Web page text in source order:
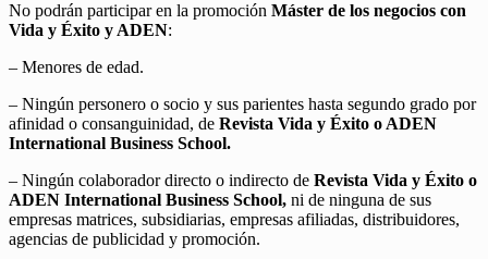
No podrán participar en la promoción Máster de los negocios con
Vida y Éxito y ADEN:
– Menores de edad.
– Ningún personero o socio y sus parientes hasta segundo grado por
afinidad o consanguinidad, de Revista Vida y Éxito o ADEN
International Business School.
– Ningún colaborador directo o indirecto de Revista Vida y Éxito o
ADEN International Business School, ni de ninguna de sus
empresas matrices, subsidiarias, empresas afiliadas, distribuidores,
agencias de publicidad y promoción.